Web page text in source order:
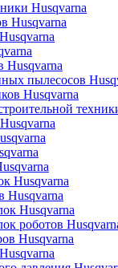
Husqvarna
Husqvarna
Husqvarna
пылесосов
Husqvarna
Husqvarna
Husqvarna
Husqvarna
роботов
Husqvarna